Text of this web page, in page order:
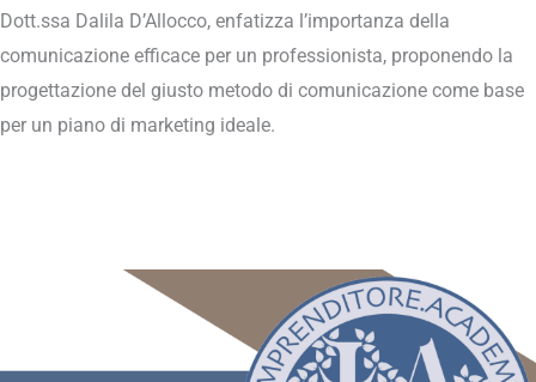
Dott.ssa Dalila D’Allocco, enfatizza l’importanza della
comunicazione efficace per un professionista, proponendo la
progettazione del giusto metodo di comunicazione come base
per un piano di marketing ideale.